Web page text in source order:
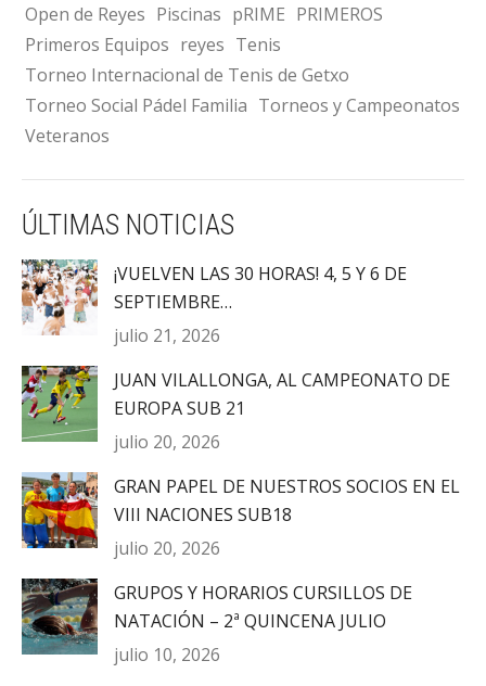
Open de Reyes Piscinas pRIME PRIMEROS
Primeros Equipos reyes Tenis
Torneo Internacional de Tenis de Getxo
Torneo Social Pádel Familia Torneos y Campeonatos
Veteranos
ÚLTIMAS NOTICIAS
¡VUELVEN LAS 30 HORAS! 4, 5 Y 6 DE
SEPTIEMBRE…
julio 21, 2026
JUAN VILALLONGA, AL CAMPEONATO DE
EUROPA SUB 21
julio 20, 2026
GRAN PAPEL DE NUESTROS SOCIOS EN EL
VIII NACIONES SUB18
julio 20, 2026
GRUPOS Y HORARIOS CURSILLOS DE
NATACIÓN – 2ª QUINCENA JULIO
julio 10, 2026